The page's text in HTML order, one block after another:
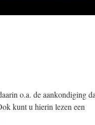
o.a. de aankondiging
kunt u hierin lezen een